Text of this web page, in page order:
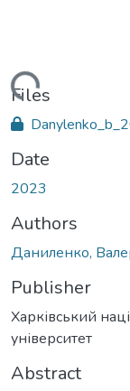
Files
Date
2023
Authors
Даниленко,
Publisher
Харківський
університет
Abstract